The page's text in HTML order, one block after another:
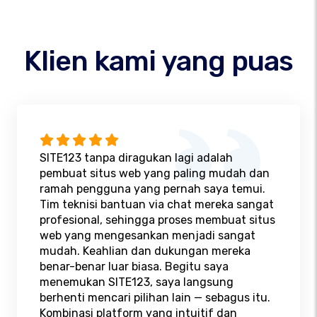
Klien kami yang puas
SITE123 tanpa diragukan lagi adalah
pembuat situs web yang paling mudah dan
ramah pengguna yang pernah saya temui.
Tim teknisi bantuan via chat mereka sangat
profesional, sehingga proses membuat situs
web yang mengesankan menjadi sangat
mudah. Keahlian dan dukungan mereka
benar-benar luar biasa. Begitu saya
menemukan SITE123, saya langsung
berhenti mencari pilihan lain — sebagus itu.
Kombinasi platform yang intuitif dan